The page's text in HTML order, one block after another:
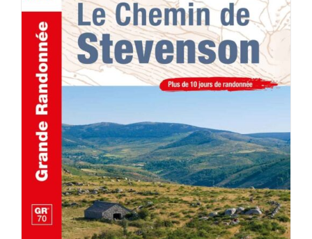
AJOUTER AU PANIER / DÉTAILS